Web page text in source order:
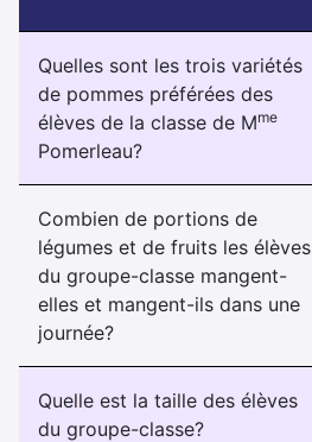
Quelles sont les trois variétés
de pommes préférées des
élèves de la classe de Mme
Pomerleau?
Combien de portions de
légumes et de fruits les élèves
du groupe-classe mangent-
elles et mangent-ils dans une
journée?
Quelle est la taille des élèves
du groupe-classe?